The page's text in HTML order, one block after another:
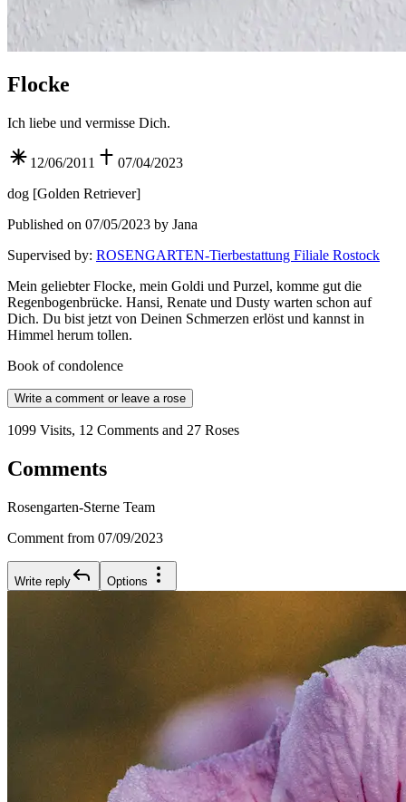
Flocke
Ich liebe und vermisse Dich.
12/06/2011
07/04/2023
dog [Golden Retriever]
Published on 07/05/2023 by Jana
Supervised by: ROSENGARTEN-Tierbestattung Filiale Rostock
Mein geliebter Flocke, mein Goldi und Purzel, komme gut die
Regenbogenbrücke. Hansi, Renate und Dusty warten schon auf
Dich. Du bist jetzt von Deinen Schmerzen erlöst und kannst in
Himmel herum tollen.
Book of condolence
Write a comment or leave a rose
1099 Visits, 12 Comments and 27 Roses
Comments
Rosengarten-Sterne Team
Comment from 07/09/2023
Write reply Options